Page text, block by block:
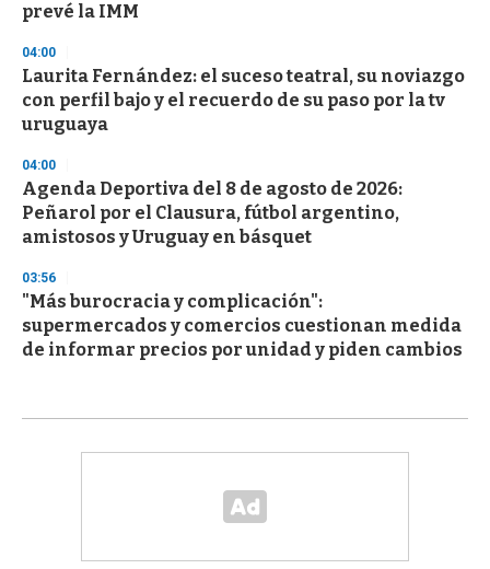
prevé la IMM
04:00
Laurita Fernández: el suceso teatral, su noviazgo
con perfil bajo y el recuerdo de su paso por la tv
uruguaya
04:00
Agenda Deportiva del 8 de agosto de 2026:
Peñarol por el Clausura, fútbol argentino,
amistosos y Uruguay en básquet
03:56
"Más burocracia y complicación":
supermercados y comercios cuestionan medida
de informar precios por unidad y piden cambios